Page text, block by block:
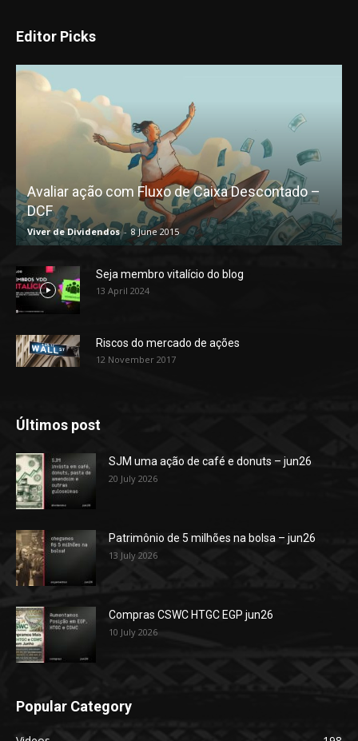
Editor Picks
Avaliar ação com Fluxo de Caixa Descontado –
DCF
Viver de Dividendos - 8 June 2015
Seja membro vitalício do blog
13 April 2024
Riscos do mercado de ações
12 November 2017
Últimos post
SJM uma ação de café e donuts – jun26
20 July 2026
Patrimônio de 5 milhões na bolsa – jun26
13 July 2026
Compras CSWC HTGC EGP jun26
10 July 2026
Popular Category